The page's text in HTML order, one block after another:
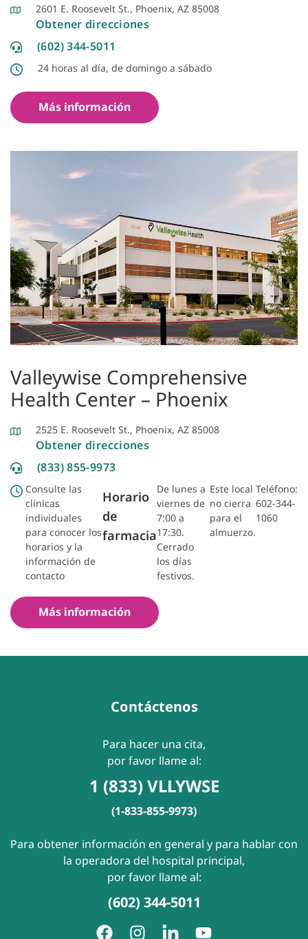
2601 E. Roosevelt St., Phoenix, AZ 85008
Obtener direcciones
(602) 344-5011
24 horas al día, de domingo a sábado
Más información
Valleywise Comprehensive
Health Center – Phoenix
2525 E. Roosevelt St., Phoenix, AZ 85008
Obtener direcciones
(833) 855-9973
Consulte las
clínicas
individuales
para conocer los
horarios y la
información de
contacto
Horario
de
farmacia
De lunes a
viernes de
7:00 a
17:30.
Cerrado
los días
festivos.
Este local
no cierra
para el
almuerzo.
Teléfono:
602-344-
1060
Más información
Contáctenos
Para hacer una cita,
por favor llame al:
1 (833) VLLYWSE
(1-833-855-9973)
Para obtener información en general y para hablar con
la operadora del hospital principal,
por favor llame al:
(602) 344-5011